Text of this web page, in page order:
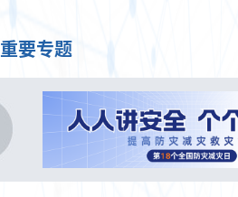
重要专题